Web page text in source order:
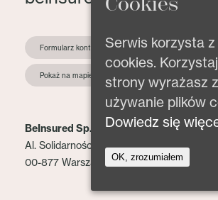
Formularz kontaktowy
Pokaż na mapie
BeInsured Sp. z o.o.
Al. Solidarności 153 lok. 2
00-877 Warszawa
Serwis korzysta z
cookies.
strony wyrażasz
używanie plików
Dowiedz się
OK, zrozumiałem